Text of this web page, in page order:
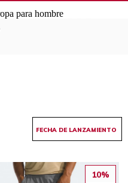
HOMBRE
10%